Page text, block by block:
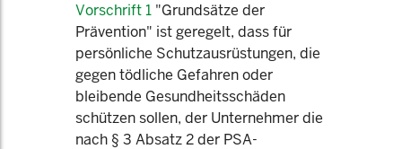
Vorschrift 1 "Grundsätze der
Prävention" ist geregelt, dass für
persönliche Schutzausrüstungen, die
gegen tödliche Gefahren oder
bleibende Gesundheitsschäden
schützen sollen, der Unternehmer die
nach § 3 Absatz 2 der PSA-